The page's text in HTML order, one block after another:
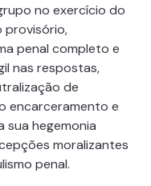
no exercício do
provisório,
penal completo e
nas respostas,
de
encarceramento e
sua hegemonia
moralizantes
penal.